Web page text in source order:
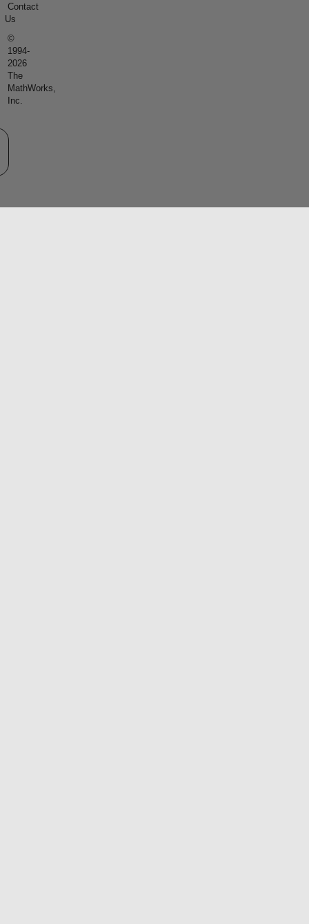
Contact
Us
©
1994-
2026
The
MathWorks,
Inc.
サイトの選択